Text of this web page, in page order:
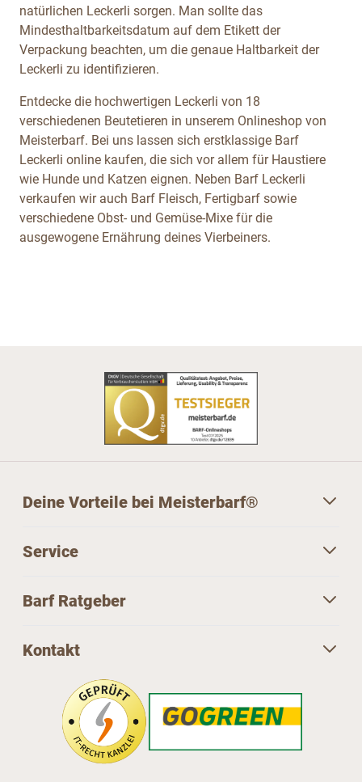
natürlichen Leckerli sorgen. Man sollte das
Mindesthaltbarkeitsdatum auf dem Etikett der
Verpackung beachten, um die genaue Haltbarkeit der
Leckerli zu identifizieren.
Entdecke die hochwertigen Leckerli von 18
verschiedenen Beutetieren in unserem Onlineshop von
Meisterbarf. Bei uns lassen sich erstklassige Barf
Leckerli online kaufen, die sich vor allem für Haustiere
wie Hunde und Katzen eignen. Neben Barf Leckerli
verkaufen wir auch Barf Fleisch, Fertigbarf sowie
verschiedene Obst- und Gemüse-Mixe für die
ausgewogene Ernährung deines Vierbeiners.
Deine Vorteile bei Meisterbarf®
Service
Barf Ratgeber
Kontakt